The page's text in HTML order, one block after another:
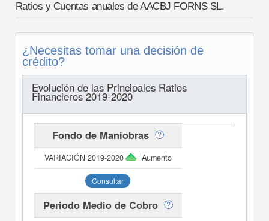
Ratios y Cuentas anuales de AACBJ FORNS SL.
¿Necesitas tomar una decisión de
crédito?
Evolución de las Principales Ratios
Financieros 2019-2020
Fondo de Maniobras
Aumento
Consultar
Periodo Medio de Cobro